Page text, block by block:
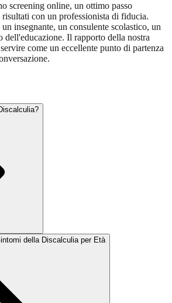
screening online, un ottimo passo
risultati con un professionista di fiducia.
insegnante, un consulente scolastico, un
dell'educazione. Il rapporto della nostra
come un eccellente punto di partenza
della Discalculia per Età